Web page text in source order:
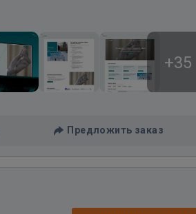
+35
Предложить заказ